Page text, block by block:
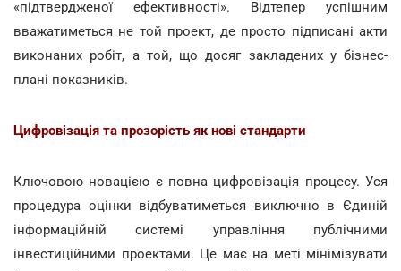
«підтвердженої ефективності». Відтепер успішним
вважатиметься не той проект, де просто підписані акти
виконаних робіт, а той, що досяг закладених у бізнес-
плані показників.
Цифровізація та прозорість як нові стандарти
Ключовою новацією є повна цифровізація процесу. Уся
процедура оцінки відбуватиметься виключно в Єдиній
інформаційній системі управління публічними
інвестиційними проектами. Це має на меті мінімізувати